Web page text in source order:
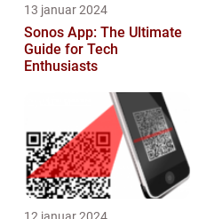
13 januar 2024
Sonos App: The Ultimate
Guide for Tech
Enthusiasts